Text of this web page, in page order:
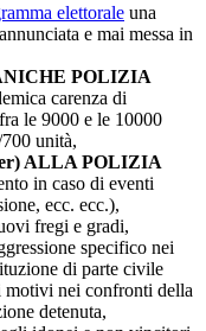
elettorale una
e mai messa in
POLIZIA
carenza di
le 9000 e le 10000
unità,
ALLA POLIZIA
in caso di eventi
ecc. ecc.),
fregi e gradi,
specifico nei
di parte civile
motivi nei confronti della
detenuta,